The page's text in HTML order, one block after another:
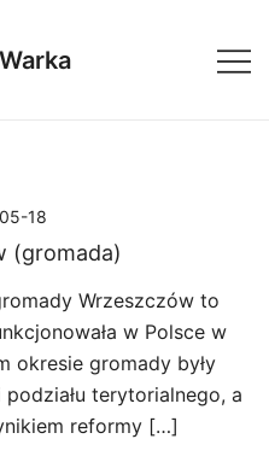
18
(gromada)
Wrzeszczów to
w Polsce w
okresie gromady były
terytorialnego, a
reformy […]